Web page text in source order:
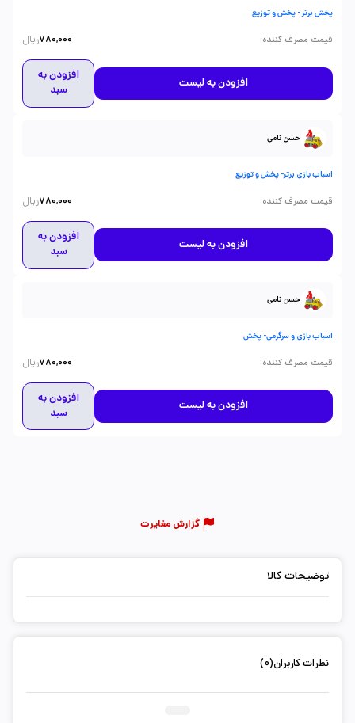
پخش برتر - پخش و توزیع
قیمت مصرف کننده:
780,000ریال
افزودن به لیست
افزودن به
سبد
حسن نامی
اسباب بازی برتر- پخش و توزیع
قیمت مصرف کننده:
780,000ریال
افزودن به لیست
افزودن به
سبد
حسن نامی
اسباب بازی و سرگرمی- پخش
قیمت مصرف کننده:
780,000ریال
افزودن به لیست
افزودن به
سبد
گزارش مغایرت
توضیحات کالا
نظرات کاربران(0)